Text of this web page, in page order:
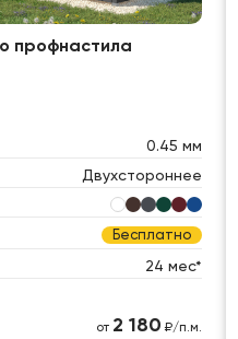
профнастила
0.45 мм
Двухстороннее
Бесплатно
24 мес*
от 2 180 ₽/п.м.